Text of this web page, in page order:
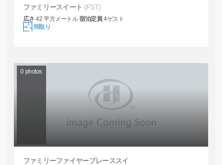
ファミリースイート (FST)
広さ 42 平方メートル宿泊定員 4ゲスト
間取り
0 photos
ファミリーファイヤープレーススイ